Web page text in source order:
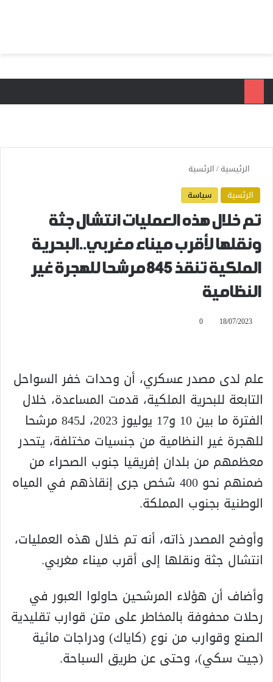
الرئيسية/الرئسية
الرئسية
سياسة
تم خلال هذه العمليات انتشال جثة
ونقلها لأقرب ميناء مغربي..البحرية
الملكية تنقذ 845 مرشحا للهجرة غير
النظامية
18/07/2023
0
علم لدى مصدر عسكري، أن وحدات خفر السواحل
التابعة للبحرية الملكية، قدمت المساعدة، خلال
الفترة ما بين 10 و17 يوليوز 2023، لـ845 مرشحا
للهجرة غير النظامية من جنسيات مختلفة، يتحدر
معظمهم من بلدان إفريقيا جنوب الصحراء من
ضمنهم نحو 400 شخص جرى إنقاذهم في المياه
الوطنية بجنوب المملكة.
وأوضح المصدر ذاته، أنه تم خلال هذه العمليات،
انتشال جثة ونقلها إلى أقرب ميناء مغربي.
وأضاف أن هؤلاء المرشحين حاولوا العبور في
رحلات محفوفة بالمخاطر على متن قوارب تقليدية
الصنع وقوارب من نوع (كاياك) ودراجات مائية
(جيت سكي)، وحتى عن طريق السباحة.